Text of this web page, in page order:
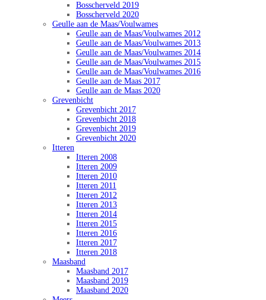
Bosscherveld 2019
Bosscherveld 2020
Geulle aan de Maas/Voulwames
Geulle aan de Maas/Voulwames 2012
Geulle aan de Maas/Voulwames 2013
Geulle aan de Maas/Voulwames 2014
Geulle aan de Maas/Voulwames 2015
Geulle aan de Maas/Voulwames 2016
Geulle aan de Maas 2017
Geulle aan de Maas 2020
Grevenbicht
Grevenbicht 2017
Grevenbicht 2018
Grevenbicht 2019
Grevenbicht 2020
Itteren
Itteren 2008
Itteren 2009
Itteren 2010
Itteren 2011
Itteren 2012
Itteren 2013
Itteren 2014
Itteren 2015
Itteren 2016
Itteren 2017
Itteren 2018
Maasband
Maasband 2017
Maasband 2019
Maasband 2020